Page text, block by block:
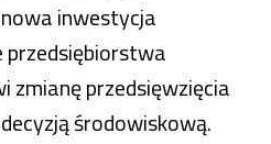
inwestycja
przedsięwzięcia
środowiskową.